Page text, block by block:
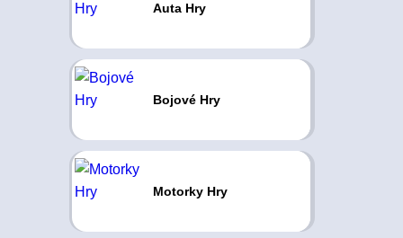
Auta Hry
Bojové Hry
Motorky Hry